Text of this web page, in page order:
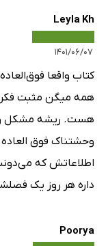
Leyla Kh
۱۴۰۱/۰۶/۰۷
کتاب واقعا
همه میگن مثبت
هست. ریشه مشکل
وحشتناک فوق
اطلاعاتش که
داره هر روز یک
Poorya